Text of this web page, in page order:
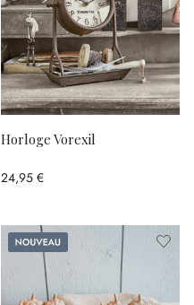
Horloge Vorexil
24,95 €
Nouveau